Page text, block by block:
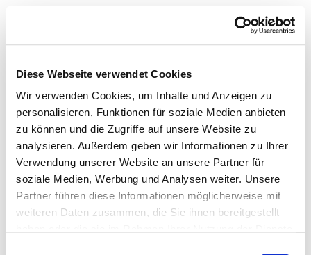
Diese Webseite verwendet Cookies
Wir verwenden Cookies, um Inhalte und Anzeigen zu
personalisieren, Funktionen für soziale Medien anbieten
zu können und die Zugriffe auf unsere Website zu
analysieren. Außerdem geben wir Informationen zu Ihrer
Verwendung unserer Website an unsere Partner für
soziale Medien, Werbung und Analysen weiter. Unsere
Partner führen diese Informationen möglicherweise mit
weiteren Daten zusammen, die Sie ihnen bereitgestellt